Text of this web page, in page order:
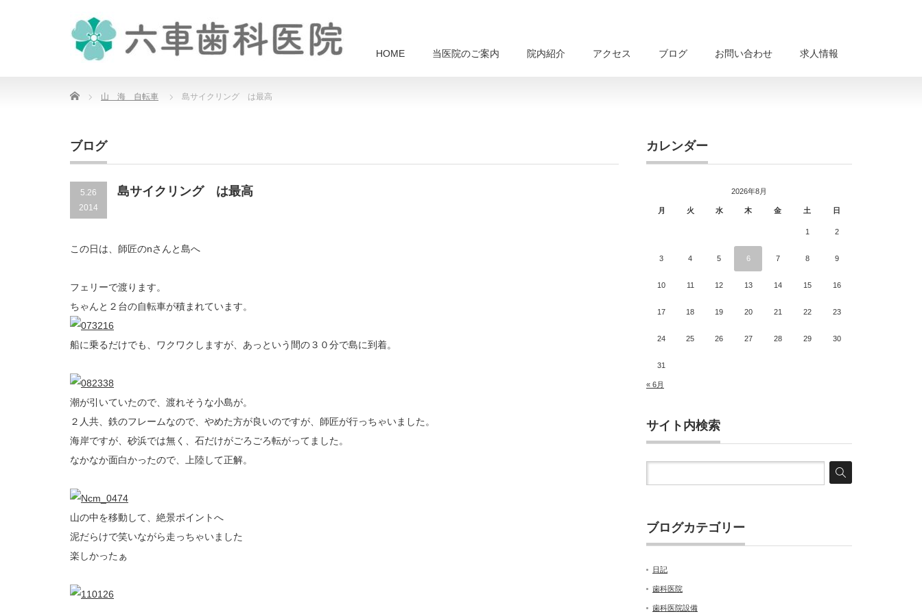
HOME 当医院のご案内 院内紹介 アクセス ブログ お問い合わせ 求人情報
Home 山 海 自転車 島サイクリング は最高
ブログ
5.26
2014
島サイクリング は最高
この日は、師匠のnさんと島へ
フェリーで渡ります。
ちゃんと２台の自転車が積まれています。
船に乗るだけでも、ワクワクしますが、あっという間の３０分で島に到着。
潮が引いていたので、渡れそうな小島が。
２人共、鉄のフレームなので、やめた方が良いのですが、師匠が行っちゃいました。
海岸ですが、砂浜では無く、石だけがごろごろ転がってました。
なかなか面白かったので、上陸して正解。
山の中を移動して、絶景ポイントへ
泥だらけで笑いながら走っちゃいました
楽しかったぁ
カレンダー
2026年8月
月 火 水 木 金 土 日
1 2
3 4 5 6 7 8 9
10 11 12 13 14 15 16
17 18 19 20 21 22 23
24 25 26 27 28 29 30
31
« 6月
サイト内検索
ブログカテゴリー
日記
歯科医院
歯科医院設備